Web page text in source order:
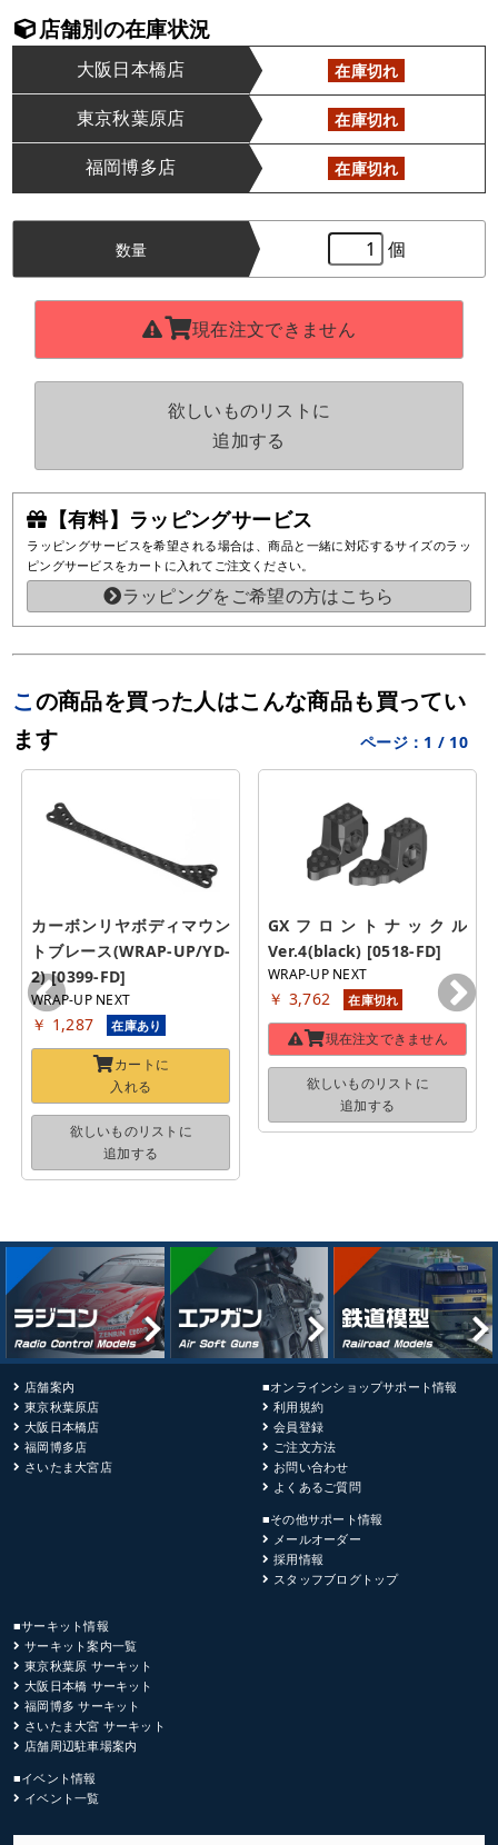
店舗別の在庫状況
大阪日本橋店 在庫切れ
東京秋葉原店 在庫切れ
福岡博多店 在庫切れ
【有料】ラッピングサービス
ラッピングサービスを希望される場合は、商品と一緒に対応するサイズのラッ
ピングサービスをカートに入れてご注文ください。
ラッピングをご希望の方はこちら
数量 個
現在注文できません
欲しいものリストに
追加する
この商品を買った人はこんな商品も買ってい
ます
ページ： 1 / 10
カーボンリヤボディマウン
トブレース(WRAP-UP/YD-
2) [0399-FD]
WRAP-UP NEXT
￥ 1,287 在庫あり
カートに
入れる
欲しいものリストに
追加する
GXフロントナックル
Ver.4(black) [0518-FD]
WRAP-UP NEXT
￥ 3,762 在庫切れ
現在注文できません
欲しいものリストに
追加する
店舗案内
東京秋葉原店
大阪日本橋店
福岡博多店
さいたま大宮店
■オンラインショップサポート情報
利用規約
会員登録
ご注文方法
お問い合わせ
よくあるご質問
■その他サポート情報
メールオーダー
採用情報
スタッフブログトップ
■サーキット情報
サーキット案内一覧
東京秋葉原 サーキット
大阪日本橋 サーキット
福岡博多 サーキット
さいたま大宮 サーキット
店舗周辺駐車場案内
■イベント情報
イベント一覧